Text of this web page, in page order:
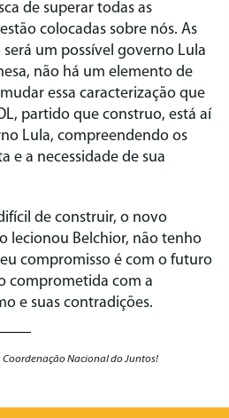
de superar todas as
colocadas sobre nós. As
um possível governo Lula
não há um elemento de
essa caracterização que
partido que construo, está aí
Lula, compreendendo os
e a necessidade de sua
de construir, o novo
lecionou Belchior, não tenho
compromisso é com o futuro
comprometida com a
e suas contradições.
Coordenação Nacional do Juntos!